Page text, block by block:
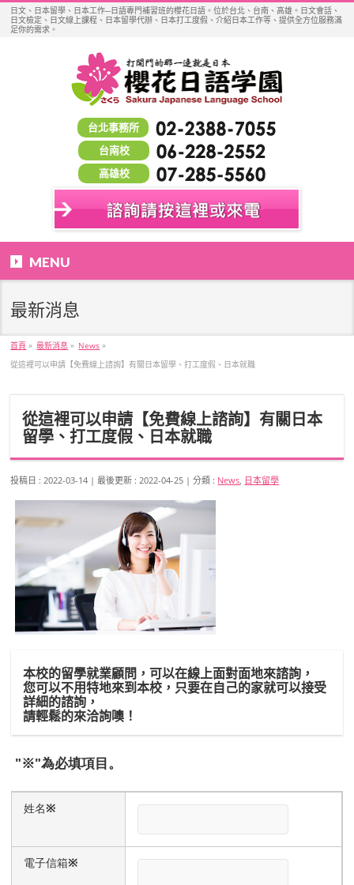
日文、日本留學、日本工作─日語專門補習班的櫻花日語。位於台北、台南、高雄。日文會話、
日文檢定、日文線上課程、日本留學代辦、日本打工度假、介紹日本工作等、提供全方位服務滿
足你的需求。
台北事務所
台南校
高雄校
MENU
最新消息
首頁 » 最新消息 » News »
從這裡可以申請【免費線上諮詢】有關日本留學、打工度假、日本就職
從這裡可以申請【免費線上諮詢】有關日本
留學、打工度假、日本就職
投稿日 : 2022-03-14 最後更新 : 2022-04-25 分類 : News, 日本留學
本校的留學就業顧問，可以在線上面對面地來諮詢，
您可以不用特地來到本校，只要在自己的家就可以接受
詳細的諮詢，
請輕鬆的來洽詢噢！
″※″為必填項目。
姓名※
電子信箱※